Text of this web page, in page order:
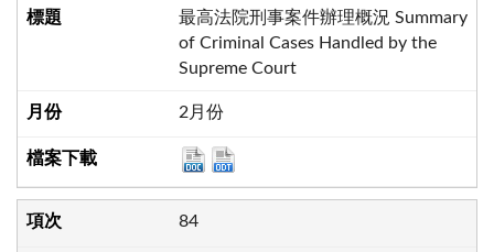
最高法院刑事案件辦理概況 Summary
of Criminal Cases Handled by the
Supreme Court
2月份
84